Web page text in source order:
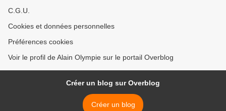
C.G.U.
Cookies et données personnelles
Préférences cookies
Voir le profil de Alain Olympie sur le portail Overblog
Créer un blog sur Overblog
Créer un blog